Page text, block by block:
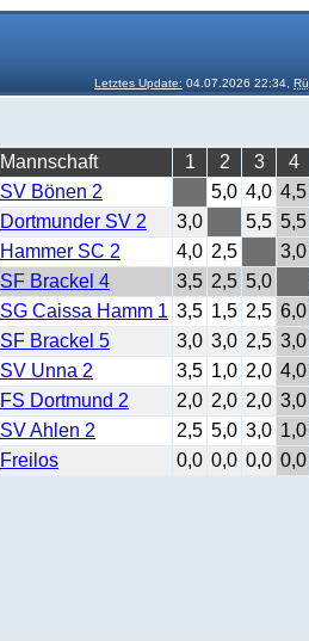
Letztes Update: 04.07.2026 22:34,
Mannschaft 1 2 3 4
SV Bönen 2 5,0 4,0 4,5
Dortmunder SV 2 3,0 5,5 5,5
Hammer SC 2 4,0 2,5 3,0
SF Brackel 4 3,5 2,5 5,0
SG Caissa Hamm 1 3,5 1,5 2,5 6,0
SF Brackel 5 3,0 3,0 2,5 3,0
SV Unna 2 3,5 1,0 2,0 4,0
FS Dortmund 2 2,0 2,0 2,0 3,0
SV Ahlen 2 2,5 5,0 3,0 1,0
Freilos 0,0 0,0 0,0 0,0